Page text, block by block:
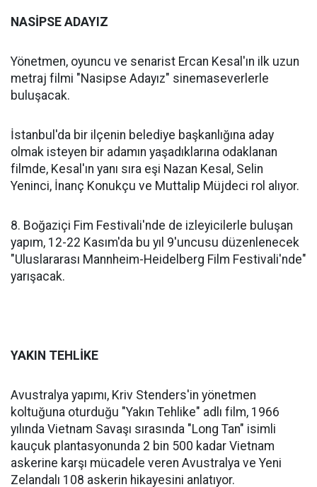
NASİPSE ADAYIZ
Yönetmen, oyuncu ve senarist Ercan Kesal'ın ilk uzun
metraj filmi "Nasipse Adayız" sinemaseverlerle
buluşacak.
İstanbul'da bir ilçenin belediye başkanlığına aday
olmak isteyen bir adamın yaşadıklarına odaklanan
filmde, Kesal'ın yanı sıra eşi Nazan Kesal, Selin
Yeninci, İnanç Konukçu ve Muttalip Müjdeci rol alıyor.
8. Boğaziçi Fim Festivali'nde de izleyicilerle buluşan
yapım, 12-22 Kasım'da bu yıl 9'uncusu düzenlenecek
"Uluslararası Mannheim-Heidelberg Film Festivali'nde"
yarışacak.
YAKIN TEHLİKE
Avustralya yapımı, Kriv Stenders'in yönetmen
koltuğuna oturduğu "Yakın Tehlike" adlı film, 1966
yılında Vietnam Savaşı sırasında "Long Tan" isimli
kauçuk plantasyonunda 2 bin 500 kadar Vietnam
askerine karşı mücadele veren Avustralya ve Yeni
Zelandalı 108 askerin hikayesini anlatıyor.